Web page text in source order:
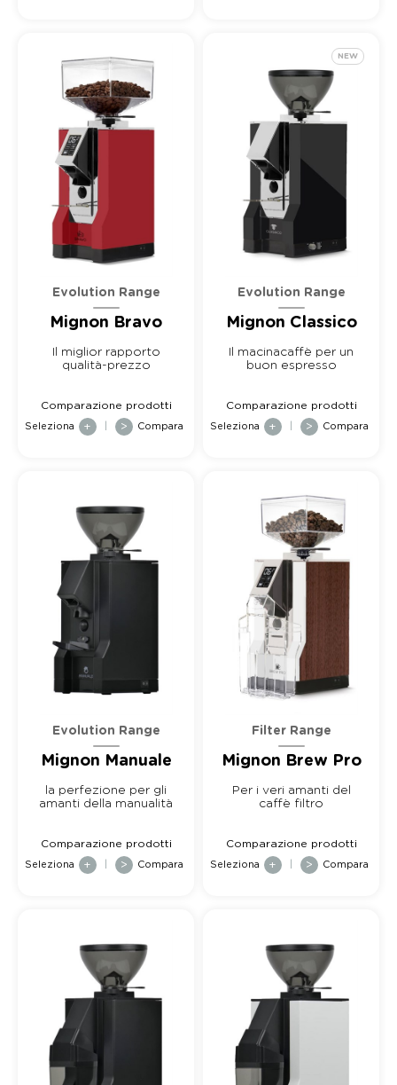
Evolution Range
Mignon Bravo
Il miglior rapporto
qualità-prezzo
Comparazione prodotti
Seleziona + > Compara
NEW
Evolution Range
Mignon Classico
Il macinacaffè per un
buon espresso
Comparazione prodotti
Seleziona + > Compara
Evolution Range
Mignon Manuale
la perfezione per gli
amanti della manualità
Comparazione prodotti
Seleziona + > Compara
Filter Range
Mignon Brew Pro
Per i veri amanti del
caffè filtro
Comparazione prodotti
Seleziona + > Compara